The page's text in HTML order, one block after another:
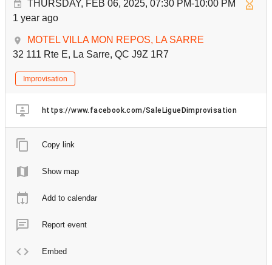
THURSDAY, FEB 06, 2025, 07:30 PM-10:00 PM
1 year ago
MOTEL VILLA MON REPOS, LA SARRE
32 111 Rte E, La Sarre, QC J9Z 1R7
Improvisation
https://www.facebook.com/SaleLigueDimprovisation
Copy link
Show map
Add to calendar
Report event
Embed